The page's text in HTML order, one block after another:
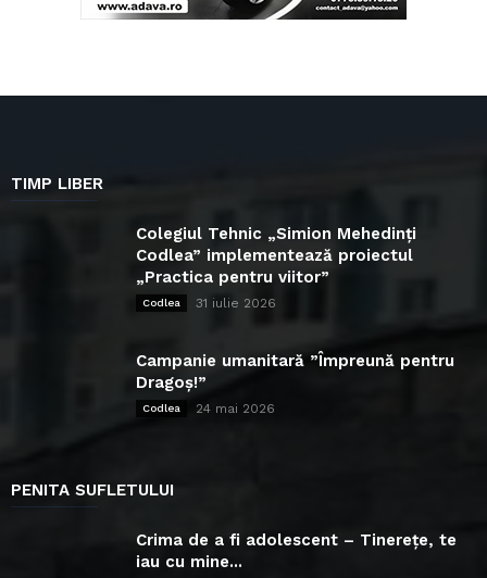
TIMP LIBER
Colegiul Tehnic „Simion Mehedinți
Codlea” implementează proiectul
„Practica pentru viitor”
Codlea 31 iulie 2026
Campanie umanitară ”Împreună pentru
Dragoș!”
Codlea 24 mai 2026
PENITA SUFLETULUI
Crima de a fi adolescent – Tinerețe, te
iau cu mine...